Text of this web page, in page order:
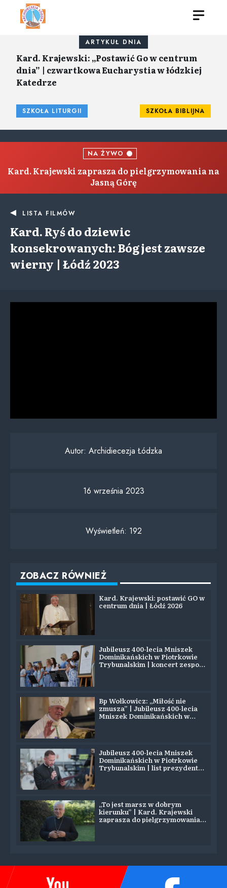
ARTYKUŁ DNIA
Kard. Krajewski: „Postawić Go w centrum
dnia” | czwartkowa Eucharystia w łódzkiej
Katedrze
SZKOŁA LITURGII SZKOŁA BIBLIJNA
NA ŻYWO
Kard. Krajewski zaprasza do pielgrzymowania na
Jasną Górę
LISTA FILMÓW
Kard. Ryś do dziewic
konsekrowanych: Bóg jest zawsze
wierny | Łódź 2023
Autor: Archidiecezja Łódzka
16 września 2023
Wyświetleń: 192
ZOBACZ RÓWNIEŻ
Kard. Krajewski: postawić GO w
centrum dnia | Łódź 2026
Jubileusz 400-lecia Mniszek
Dominikańskich w Piotrkowie
Trybunalskim | koncert zespołu
Bp Wołkowicz: „Miłość nie
zmusza” | Jubileusz 400-lecia
Mniszek Dominikańskich w
Jubileusz 400-lecia Mniszek
Dominikańskich w Piotrkowie
Trybunalskim | list prezydenta
„To jest marsz w dobrym
kierunku” | Kard. Krajewski
zaprasza do pielgrzymowania